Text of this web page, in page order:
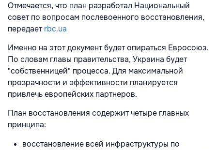
Отмечается, что план разработал Национальный
совет по вопросам послевоенного восстановления,
передаетrbc.ua
Именно на этот документ будет опираться Евросоюз.
По словам главы правительства, Украина будет
"собственницей" процесса. Для максимальной
прозрачности и эффективности планируется
привлечь европейских партнеров.
План восстановления содержит четыре главных
принципа:
восстановление всей инфраструктуры по